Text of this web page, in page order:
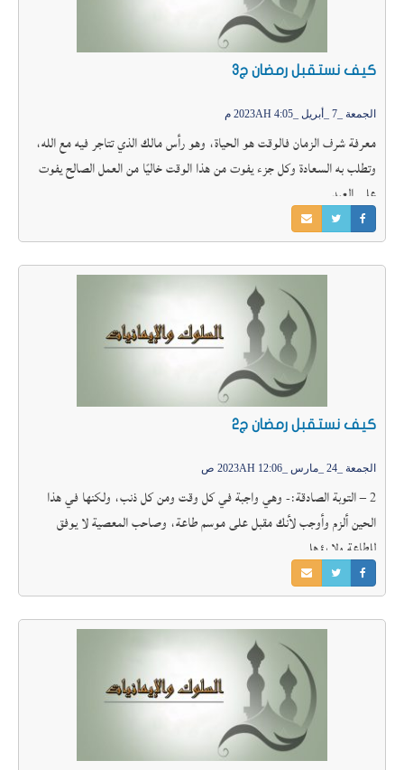
كيف نستقبل رمضان ج3
الجمعة _7 _أبريل _2023AH 4:05 م
معرفة شرف الزمان فالوقت هو الحياة، وهو رأس مالك الذي تتاجر فيه مع الله،
وتطلب به السعادة وكل جزء يفوت من هذا الوقت خاليًا من العمل الصالح يفوت
على العبد
كيف نستقبل رمضان ج2
الجمعة _24 _مارس _2023AH 12:06 ص
2 – التوبة الصادقة:- وهي واجبة في كل وقت ومن كل ذنب، ولكنها في هذا
الحين ألزم وأوجب لأنك مقبل على موسم طاعة، وصاحب المعصية لا يوفق
للطاعة ولا يؤهل